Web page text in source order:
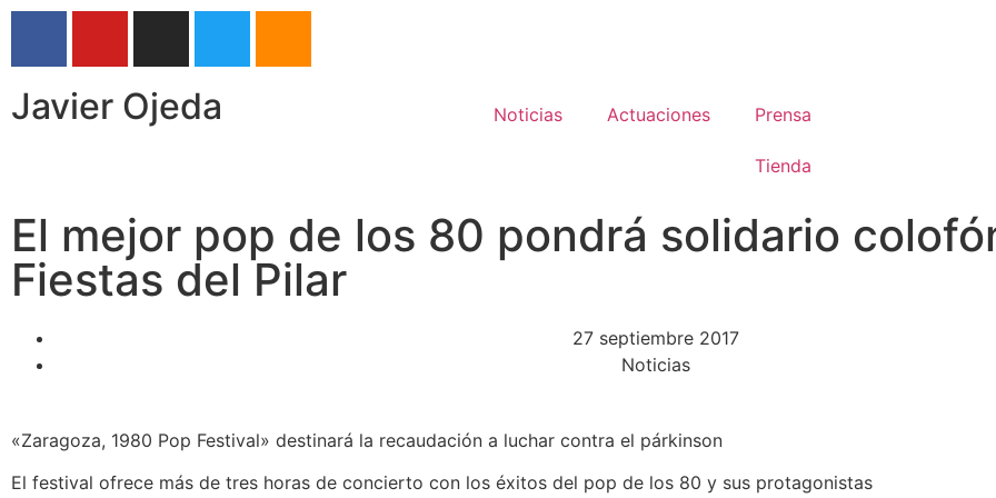
Javier Ojeda Noticias Actuaciones Prensa
Tienda
El mejor pop de los 80 pondrá solidario
Fiestas del Pilar
27 septiembre 2017
Noticias
«Zaragoza, 1980 Pop Festival» destinará la recaudación a luchar contra el párkinson
El festival ofrece más de tres horas de concierto con los éxitos del pop de los 80 y sus protagonistas